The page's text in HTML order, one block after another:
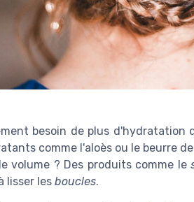
besoin de plus d'hydratation
comme l'aloès ou le beurre
volume ? Des produits comme le
lisser les boucles.